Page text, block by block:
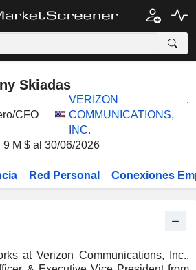
Skiadas
CFO
VERIZON
COMMUNICATIONS,
INC.
.
9 M $ al 30/06/2026
Red Personal Conexiones
at Verizon Communications, Inc.,